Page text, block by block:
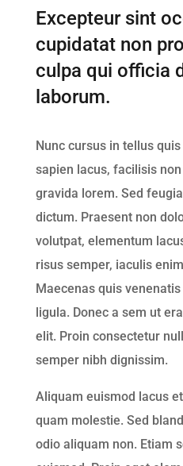
Excepteur sint
cupidatat non
culpa qui officia
laborum.
Nunc cursus in tellus
sapien lacus, facilisis
gravida lorem. Sed
dictum. Praesent non
volutpat, elementum
risus semper, iaculis
Maecenas quis
ligula. Donec a sem ut
elit. Proin consectetur
semper nibh dignissim.
Aliquam euismod lacus
quam molestie. Sed
odio aliquam non. Etiam